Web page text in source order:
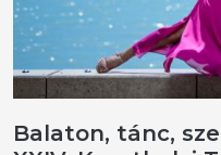
Balaton, tánc,